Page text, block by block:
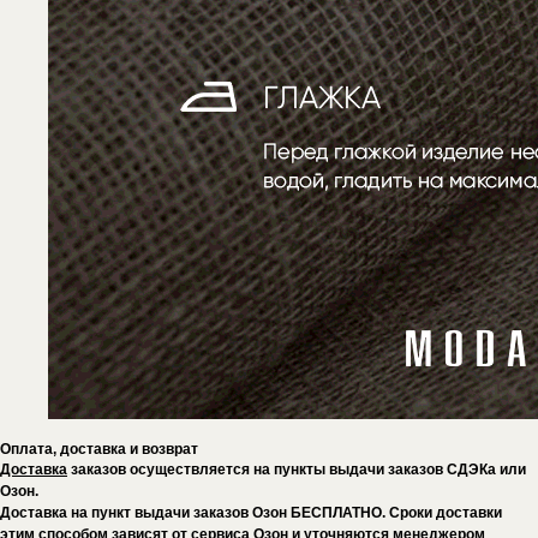
Оплата, доставка и возврат
Доставка заказов осуществляется на пункты выдачи заказов СДЭКа или
Озон.
Доставка на пункт выдачи заказов Озон БЕСПЛАТНО. Сроки доставки
этим способом зависят от сервиса Озон и уточняются менеджером